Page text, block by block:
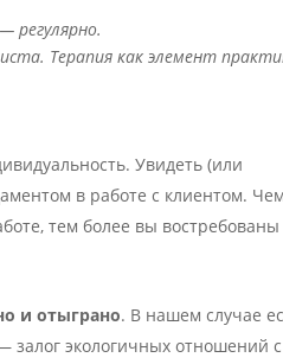
регулярно.
Терапия как элемент
Увидеть (или
в работе с клиентом.
тем более вы востребованы
и отыграно. В нашем случае
залог экологичных отношений с